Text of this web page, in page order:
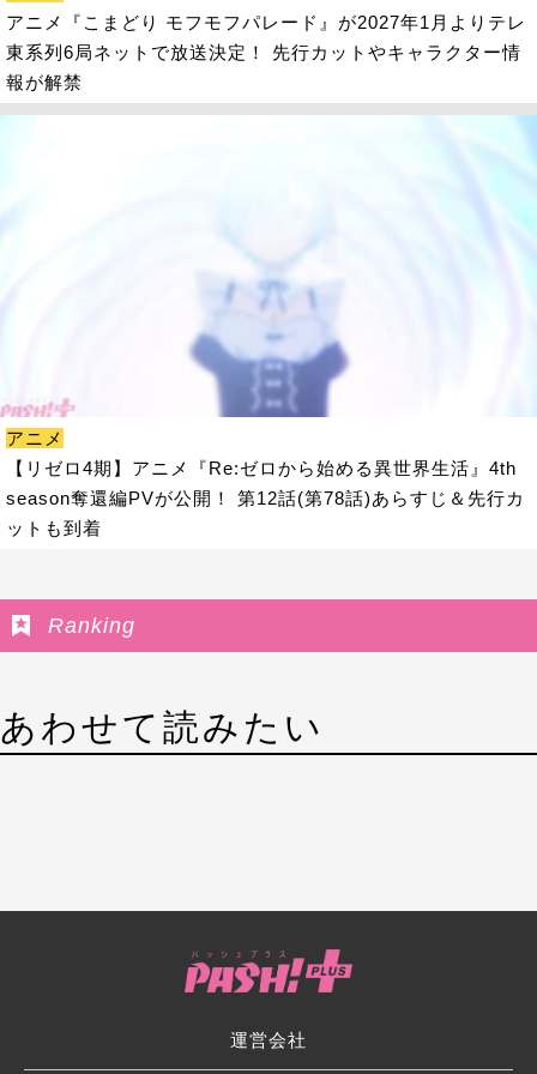
アニメ『こまどり モフモフパレード』が2027年1月よりテレ
東系列6局ネットで放送決定！ 先行カットやキャラクター情
報が解禁
アニメ
【リゼロ4期】アニメ『Re:ゼロから始める異世界生活』4th
season奪還編PVが公開！ 第12話(第78話)あらすじ＆先行カ
ットも到着
Ranking
あわせて読みたい
運営会社